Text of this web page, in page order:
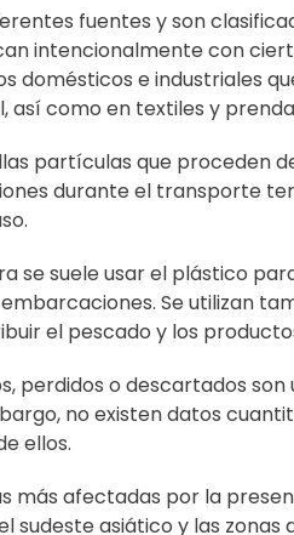
fuentes y son
intencionalmente con
domésticos e industriales
así como en textiles y
partículas que proceden
durante el transporte
se suele usar el plástico
Se utilizan
el pescado y los
perdidos o descartados
no existen datos
ellos.
más afectadas por la
sudeste asiático y las